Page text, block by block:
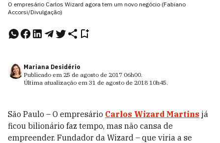
O empresário Carlos Wizard agora tem um novo negócio (Fabiano
Accorsi/Divulgação)
Mariana Desidério
Publicado em 25 de agosto de 2017 06h00.
Última atualização em 31 de agosto de 2018 10h45.
São Paulo – O empresário Carlos Wizard Martins já
ficou bilionário faz tempo, mas não cansa de
empreender. Fundador da Wizard – que viria a se